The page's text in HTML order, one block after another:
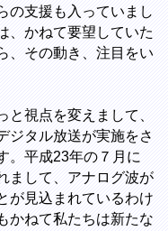
の支援も入っていまし
、かねて要望していた
、その動き、注目をい
視点を変えまして、
ジタル放送が実施をさ
。平成23年の７月に
まして、アナログ波が
が見込まれているわけ
かねて私たちは新たな